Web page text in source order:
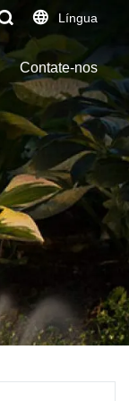
Língua
Contate-nos